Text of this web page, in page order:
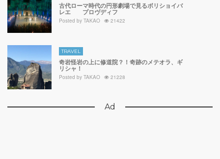
古代ローマ時代の円形劇場で見るボリショイバ
レエ プロヴディフ
Posted by TAKAO 21422
TRAVEL
奇岩怪岩の上に修道院？！奇跡のメテオラ、ギ
リシャ！
Posted by TAKAO 21228
Ad